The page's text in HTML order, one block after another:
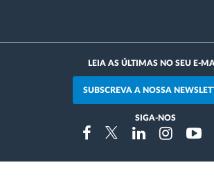
LEIA AS ÚLTIMAS NO SEU E-
SUBSCREVA A NOSSA
SIGA-NOS
FacebookTwitterLinkedinInstragram